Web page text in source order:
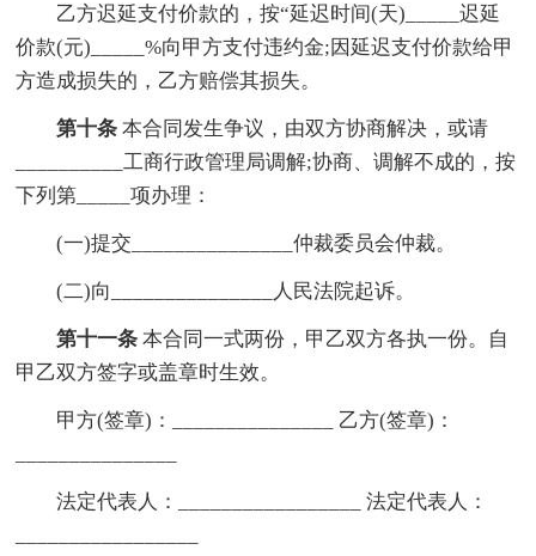
乙方迟延支付价款的，按“延迟时间(天)_____迟延
价款(元)_____%向甲方支付违约金;因延迟支付价款给甲
方造成损失的，乙方赔偿其损失。
第十条 本合同发生争议，由双方协商解决，或请
__________工商行政管理局调解;协商、调解不成的，按
下列第_____项办理：
(一)提交_______________仲裁委员会仲裁。
(二)向_______________人民法院起诉。
第十一条 本合同一式两份，甲乙双方各执一份。自
甲乙双方签字或盖章时生效。
甲方(签章)：_______________ 乙方(签章)：
法定代表人：_________________ 法定代表人：